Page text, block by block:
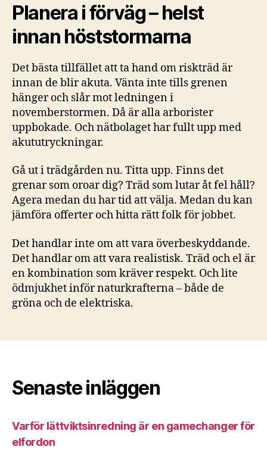
Planera i förväg – helst
innan höststormarna
Det bästa tillfället att ta hand om riskträd är
innan de blir akuta. Vänta inte tills grenen
hänger och slår mot ledningen i
novemberstormen. Då är alla arborister
uppbokade. Och nätbolaget har fullt upp med
akututryckningar.
Gå ut i trädgården nu. Titta upp. Finns det
grenar som oroar dig? Träd som lutar åt fel håll?
Agera medan du har tid att välja. Medan du kan
jämföra offerter och hitta rätt folk för jobbet.
Det handlar inte om att vara överbeskyddande.
Det handlar om att vara realistisk. Träd och el är
en kombination som kräver respekt. Och lite
ödmjukhet inför naturkrafterna – både de
gröna och de elektriska.
Senaste inläggen
Varför lättviktsinredning är en gamechanger för
elfordon